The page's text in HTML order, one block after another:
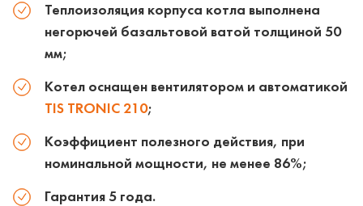
Теплоизоляция корпуса котла выполнена
негорючей базальтовой ватой толщиной 50
мм;
Котел оснащен вентилятором и автоматикой
TIS TRONIC 210;
Коэффициент полезного действия, при
номинальной мощности, не менее 86%;
Гарантия 5 года.